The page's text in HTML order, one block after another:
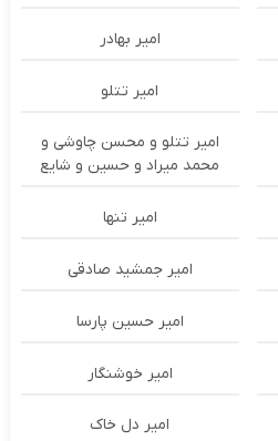
امیر بهادر
امیر تتلو
امیر تتلو و محسن چاوشی و
محمد میراد و حسین و شایع
امیر تنها
امیر جمشید صادقی
امیر حسین پارسا
امیر خوشنگار
امیر دل خاک